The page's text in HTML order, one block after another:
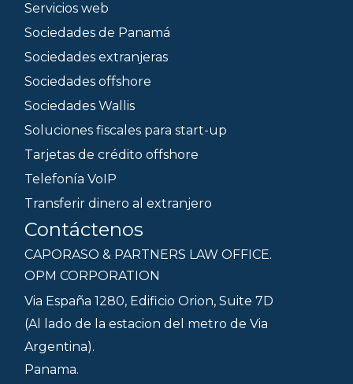
Servicios web
Sociedades de Panamá
Sociedades extranjeras
Sociedades offshore
Sociedades Wallis
Soluciones fiscales para start-up
Tarjetas de crédito offshore
Telefonía VoIP
Transferir dinero al extranjero
Contáctenos
CAPORASO & PARTNERS LAW OFFICE.
OPM CORPORATION
Via España 1280, Edificio Orion, Suite 7D
(Al lado de la estacion del metro de Via
Argentina).
Panama.